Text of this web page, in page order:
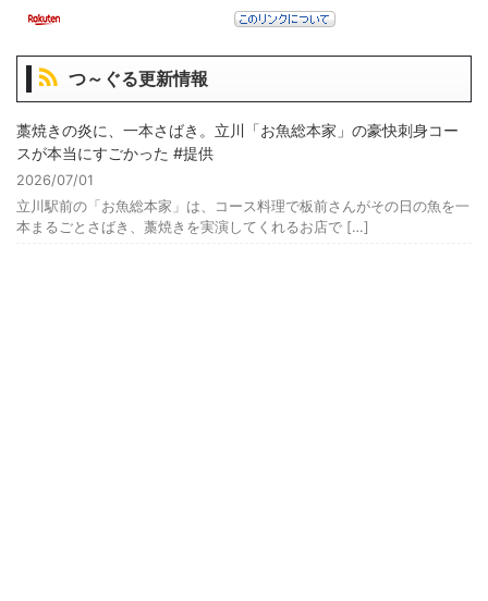
つ～ぐる更新情報
藁焼きの炎に、一本さばき。立川「お魚総本家」の豪快刺身コー
スが本当にすごかった #提供
2026/07/01
立川駅前の「お魚総本家」は、コース料理で板前さんがその日の魚を一
本まるごとさばき、藁焼きを実演してくれるお店で […]